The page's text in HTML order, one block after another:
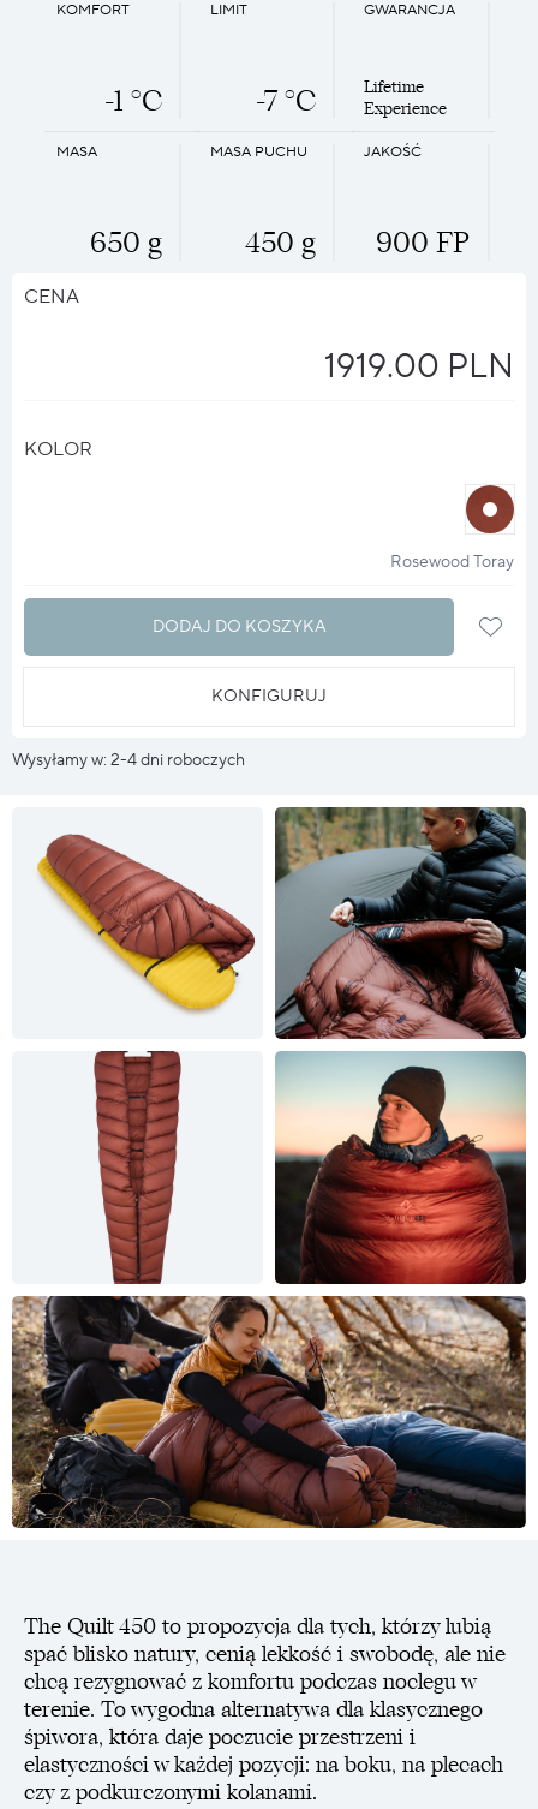
MASA
650 g
JAKOŚĆ
900 FP
MASA PUCHU
450 g
KOMFORT
-1 °C
LIMIT
-7 °C
GWARANCJA
Lifetime
Experience
CENA
1919.00 PLN
KOLOR
halo
?
Rosewood Toray
DODAJ DO KOSZYKA
KONFIGURUJ
Wysyłamy w: 2-4 dni roboczych
The Quilt 450 to propozycja dla tych, którzy lubią
spać blisko natury, cenią lekkość i swobodę, ale nie
chcą rezygnować z komfortu podczas noclegu w
terenie. To wygodna alternatywa dla klasycznego
śpiwora, która daje poczucie przestrzeni i
elastyczności w każdej pozycji: na boku, na plecach
czy z podkurczonymi kolanami.